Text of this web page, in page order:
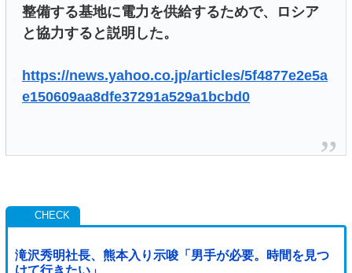
整備する基地に電力を供給するためで、ロシア
と協力すると説明した。
https://news.yahoo.co.jp/articles/5f4877e2e5a
e150609aa8dfe37291a529a1bcbd0
滝沢秀明社長、熊本入り示唆「男手が必要。時間を見つ
けて行きたい」